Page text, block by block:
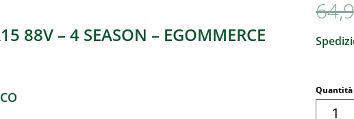
88V – 4 SEASON – EGOMMERCE
Quantità